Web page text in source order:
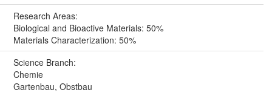
Research Areas:
Biological and Bioactive Materials: 50%
Materials Characterization: 50%
Science Branch:
Chemie
Gartenbau, Obstbau